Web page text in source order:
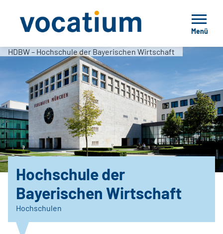
Menü
HDBW – Hochschule der Bayerischen Wirtschaft
Hochschule der
Bayerischen Wirtschaft
Hochschulen